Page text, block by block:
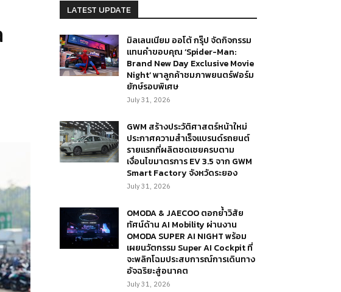
LATEST UPDATE
มิลเลนเนียม ออโต้ กรุ๊ป จัดกิจกรรม
แทนคำขอบคุณ ‘Spider-Man:
Brand New Day Exclusive Movie
Night’ พาลูกค้าชมภาพยนตร์ฟอร์ม
ยักษ์รอบพิเศษ
July 31, 2026
GWM สร้างประวัติศาสตร์หน้าใหม่
ประกาศความสำเร็จแบรนด์รถยนต์
รายแรกที่ผลิตชดเชยครบตาม
เงื่อนไขมาตรการ EV 3.5 จาก GWM
Smart Factory จังหวัดระยอง
July 31, 2026
OMODA & JAECOO ตอกย้ำวิสัย
ทัศน์ด้าน AI Mobility ผ่านงาน
OMODA SUPER AI NIGHT พร้อม
เผยนวัตกรรม Super AI Cockpit ที่
จะพลิกโฉมประสบการณ์การเดินทาง
อัจฉริยะสู่อนาคต
July 31, 2026